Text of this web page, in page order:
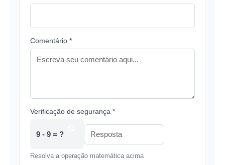
Comentário *
Verificação de segurança *
9 - 9 = ?
Resolva a operação matemática acima